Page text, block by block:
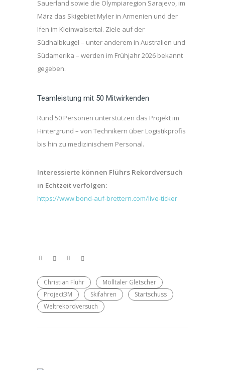
Sauerland sowie die Olympiaregion Sarajevo, im
März das Skigebiet Myler in Armenien und der
Ifen im Kleinwalsertal. Ziele auf der
Südhalbkugel – unter anderem in Australien und
Südamerika – werden im Frühjahr 2026 bekannt
gegeben.
Teamleistung mit 50 Mitwirkenden
Rund 50 Personen unterstützen das Projekt im
Hintergrund – von Technikern über Logistikprofis
bis hin zu medizinischem Personal.
Interessierte können Flührs Rekordversuch
in Echtzeit verfolgen:
https://www.bond-auf-brettern.com/live-ticker
Christian Flühr
Mölltaler Gletscher
Project3M
Skifahren
Startschuss
Weltrekordversuch